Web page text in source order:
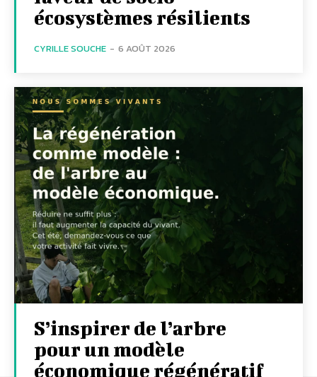
écosystèmes résilients
CYRILLE SOUCHE - 6 AOÛT 2026
S’inspirer de l’arbre
pour un modèle
économique régénératif